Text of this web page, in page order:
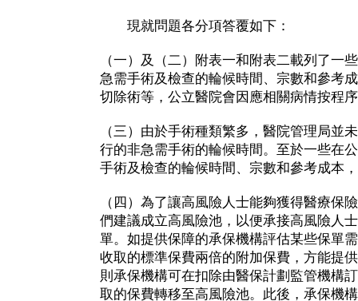
現就問題各分項答覆如下：
（一）及（二）附表一和附表二載列了一
急需手術及檢查的輪候時間、宗數和參考
切除術等，公立醫院會因應相關病情按程
（三）由於手術種類繁多，醫院管理局並
行的非急需手術的輪候時間。至於一些在
手術及檢查的輪候時間、宗數和參考成本
（四）為了讓高風險人士能夠獲得醫療保
們建議成立高風險池，以便承接高風險人
單。如提供保障的承保機構評估某些保單
收取的標準保費兩倍的附加保費，方能提
則承保機構可在扣除由醫保計劃監管機構
取的保費轉移至高風險池。此後，承保機